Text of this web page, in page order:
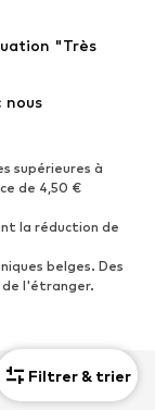
Filtrer & trier
"Très
nous
supérieures à
de 4,50 €
la réduction de
belges. Des
de l'étranger.